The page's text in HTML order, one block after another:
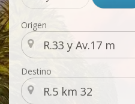
Origen
Destino